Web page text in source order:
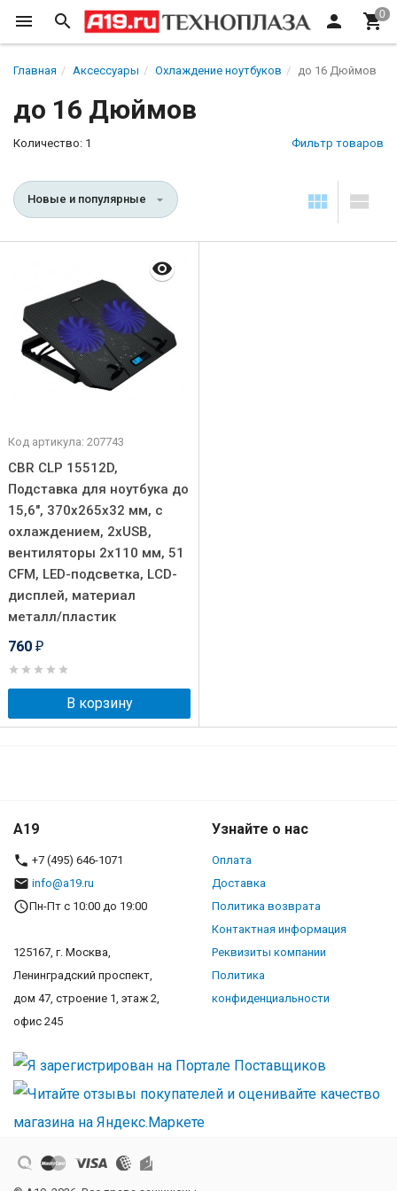
Главная Аксессуары Охлаждение ноутбуков до 16 Дюймов
до 16 Дюймов
Количество: 1 Фильтр товаров
Новые и популярные
Код артикула: 207743
CBR CLP 15512D,
Подставка для ноутбука до
15,6", 370x265x32 мм, с
охлаждением, 2xUSB,
вентиляторы 2х110 мм, 51
CFM, LED-подсветка, LCD-
дисплей, материал
металл/пластик
760 ₽
В корзину
A19
+7 (495) 646-1071
info@a19.ru
Пн-Пт с 10:00 до 19:00
125167, г. Москва,
Ленинградский проспект,
дом 47, строение 1, этаж 2,
офис 245
Узнайте о нас
Оплата
Доставка
Политика возврата
Контактная информация
Реквизиты компании
Политика
конфиденциальности